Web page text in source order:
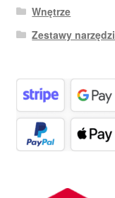
Wnętrze
Zestawy narzędzi